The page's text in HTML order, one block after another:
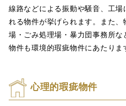
線路などによる振動や騒音、工場
れる物件が挙げられます。また
場・ごみ処理場・暴力団事務所な
物件も環境的瑕疵物件にあたりま
心理的瑕疵物件